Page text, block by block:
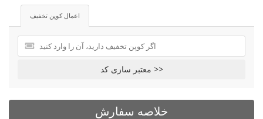
اعمال کوپن تخفیف
معتبر سازی کد >>
خلاصه سفارش